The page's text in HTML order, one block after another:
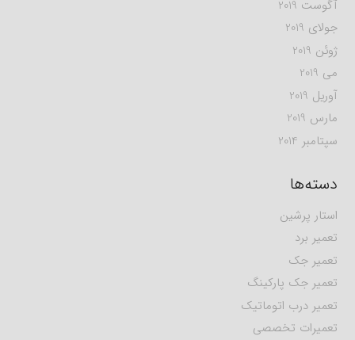
آگوست 2019
جولای 2019
ژوئن 2019
می 2019
آوریل 2019
مارس 2019
سپتامبر 2014
دسته‌ها
استار پرشین
تعمیر برد
تعمیر جک
تعمیر جک پارکینگ
تعمیر درب اتوماتیک
تعمیرات تخصصی